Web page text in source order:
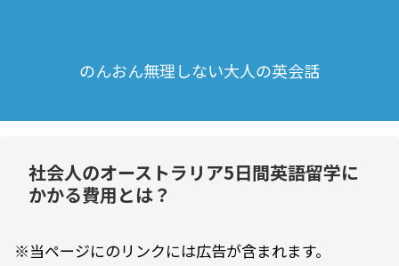
のんおん無理しない大人の英会話
社会人のオーストラリア5日間英語留学に
かかる費用とは？
※当ページにのリンクには広告が含まれます。